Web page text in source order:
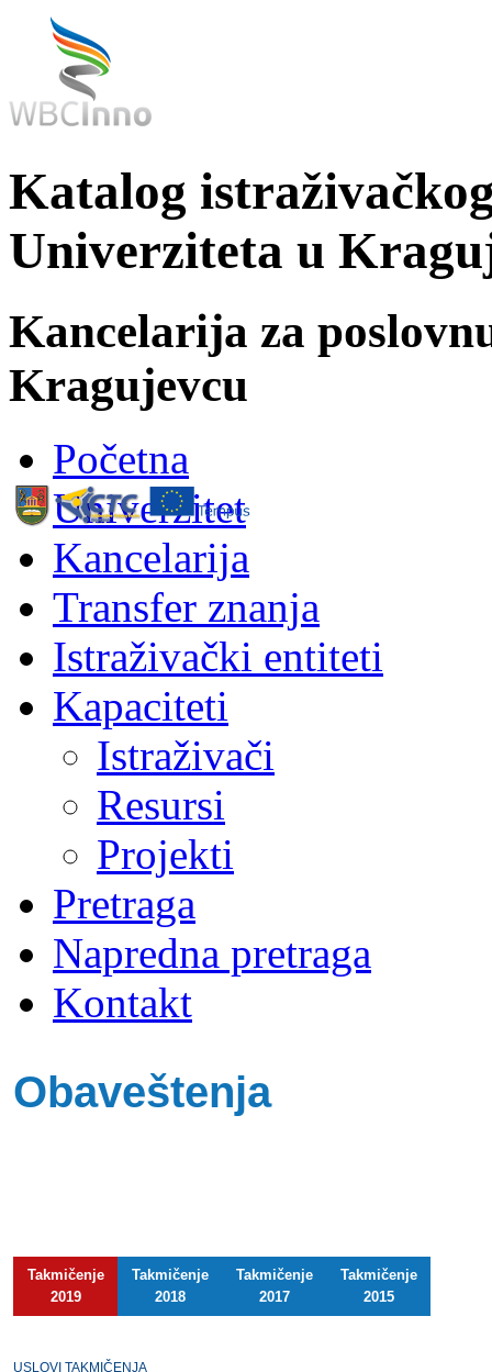
Katalog
Univerziteta u
Kancelarija za
Kragujevcu
Početna
Univerzitet
Kancelarija
Transfer znanja
Istraživački entiteti
Kapaciteti
Istraživači
Resursi
Projekti
Pretraga
Napredna pretraga
Kontakt
Obaveštenja
Takmičenje
2019
Takmičenje
2018
Takmičenje
2017
Takmičenje
2015
USLOVI TAKMIČENJA